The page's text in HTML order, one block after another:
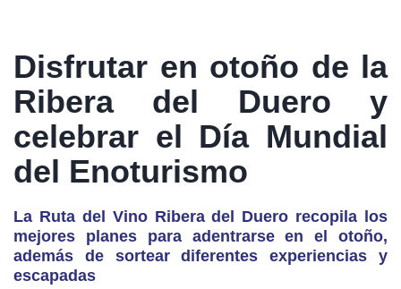
Disfrutar en otoño de la
Ribera del Duero y
celebrar el Día Mundial
del Enoturismo
La Ruta del Vino Ribera del Duero recopila los
mejores planes para adentrarse en el otoño,
además de sortear diferentes experiencias y
escapadas